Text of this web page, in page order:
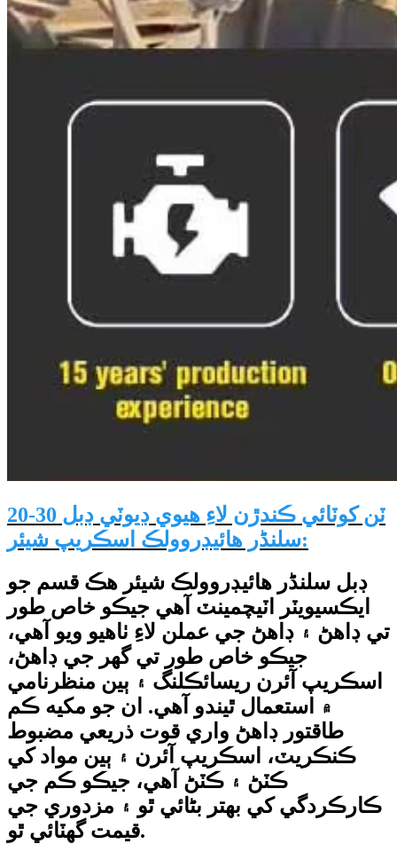
20-30 ٽن کوٽائي ڪندڙن لاءِ هيوي ڊيوٽي ڊبل
سلنڈر هائيڊروولڪ اسڪريپ شيئر:
ڊبل سلنڈر هائيڊروولڪ شيئر هڪ قسم جو
ايڪسيويٽر اٽيچمينٽ آهي جيڪو خاص طور
تي ڊاهڻ ۽ ڊاهڻ جي عملن لاءِ ٺاهيو ويو آهي،
جيڪو خاص طور تي گهر جي ڊاهڻ،
اسڪريپ آئرن ريسائڪلنگ ۽ ٻين منظرنامي
۾ استعمال ٿيندو آهي. ان جو مکيه ڪم
طاقتور ڊاهڻ واري قوت ذريعي مضبوط
ڪنڪريٽ، اسڪريپ آئرن ۽ ٻين مواد کي
ڪٽڻ ۽ ڪٽڻ آهي، جيڪو ڪم جي
ڪارڪردگي کي بهتر بڻائي ٿو ۽ مزدوري جي
قيمت گھٽائي ٿو.